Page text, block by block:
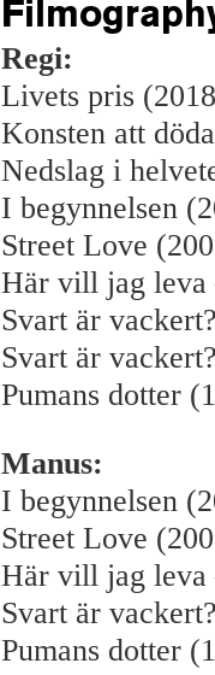
Regi:
Livets pris
Konsten att
Nedslag i
I begynnelsen
Street Love
Här vill jag leva
Svart är
Svart är
Pumans dotter
Manus:
I begynnelsen
Street Love
Här vill jag leva
Svart är
Pumans dotter